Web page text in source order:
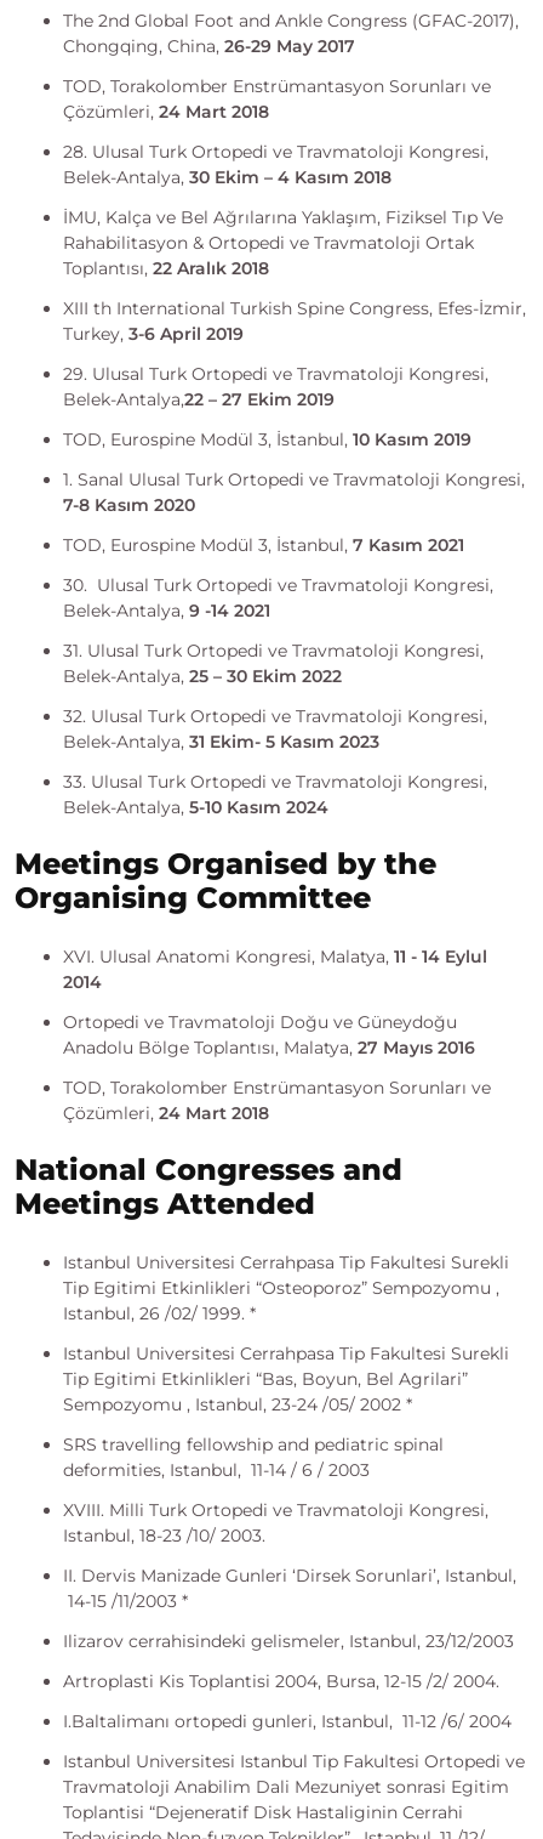
The 2nd Global Foot and Ankle Congress (GFAC-2017),
Chongqing, China, 26-29 May 2017
TOD, Torakolomber Enstrümantasyon Sorunları ve
Çözümleri, 24 Mart 2018
28. Ulusal Turk Ortopedi ve Travmatoloji Kongresi,
Belek-Antalya, 30 Ekim – 4 Kasım 2018
İMU, Kalça ve Bel Ağrılarına Yaklaşım, Fiziksel Tıp Ve
Rahabilitasyon & Ortopedi ve Travmatoloji Ortak
Toplantısı, 22 Aralık 2018
XIII th International Turkish Spine Congress, Efes-İzmir,
Turkey, 3-6 April 2019
29. Ulusal Turk Ortopedi ve Travmatoloji Kongresi,
Belek-Antalya,22 – 27 Ekim 2019
TOD, Eurospine Modül 3, İstanbul, 10 Kasım 2019
1. Sanal Ulusal Turk Ortopedi ve Travmatoloji Kongresi,
7-8 Kasım 2020
TOD, Eurospine Modül 3, İstanbul, 7 Kasım 2021
30. Ulusal Turk Ortopedi ve Travmatoloji Kongresi,
Belek-Antalya, 9 -14 2021
31. Ulusal Turk Ortopedi ve Travmatoloji Kongresi,
Belek-Antalya, 25 – 30 Ekim 2022
32. Ulusal Turk Ortopedi ve Travmatoloji Kongresi,
Belek-Antalya, 31 Ekim- 5 Kasım 2023
33. Ulusal Turk Ortopedi ve Travmatoloji Kongresi,
Belek-Antalya, 5-10 Kasım 2024
Meetings Organised by the
Organising Committee
XVI. Ulusal Anatomi Kongresi, Malatya, 11 - 14 Eylul
2014
Ortopedi ve Travmatoloji Doğu ve Güneydoğu
Anadolu Bölge Toplantısı, Malatya, 27 Mayıs 2016
TOD, Torakolomber Enstrümantasyon Sorunları ve
Çözümleri, 24 Mart 2018
National Congresses and
Meetings Attended
Istanbul Universitesi Cerrahpasa Tip Fakultesi Surekli
Tip Egitimi Etkinlikleri “Osteoporoz” Sempozyomu ,
Istanbul, 26 /02/ 1999. *
Istanbul Universitesi Cerrahpasa Tip Fakultesi Surekli
Tip Egitimi Etkinlikleri “Bas, Boyun, Bel Agrilari”
Sempozyomu , Istanbul, 23-24 /05/ 2002 *
SRS travelling fellowship and pediatric spinal
deformities, Istanbul, 11-14 / 6 / 2003
XVIII. Milli Turk Ortopedi ve Travmatoloji Kongresi,
Istanbul, 18-23 /10/ 2003.
II. Dervis Manizade Gunleri ‘Dirsek Sorunlari’, Istanbul,
14-15 /11/2003 *
Ilizarov cerrahisindeki gelismeler, Istanbul, 23/12/2003
Artroplasti Kis Toplantisi 2004, Bursa, 12-15 /2/ 2004.
I.Baltalimanı ortopedi gunleri, Istanbul, 11-12 /6/ 2004
Istanbul Universitesi Istanbul Tip Fakultesi Ortopedi ve
Travmatoloji Anabilim Dali Mezuniyet sonrasi Egitim
Toplantisi “Dejeneratif Disk Hastaliginin Cerrahi